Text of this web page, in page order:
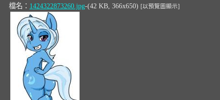
檔名： 1424322873260.jpg-(42 KB, 366x650) [以預覽圖顯示]